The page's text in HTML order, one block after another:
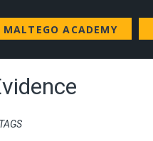
MALTEGO ACADEMY